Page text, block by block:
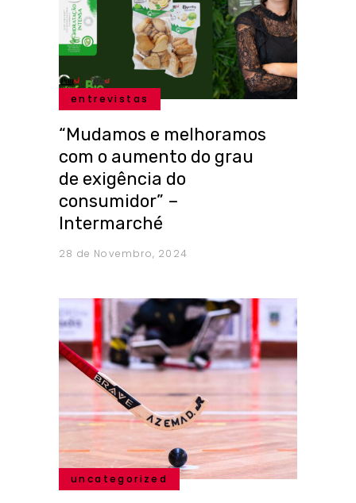
entrevistas
“Mudamos e melhoramos
com o aumento do grau
de exigência do
consumidor” –
Intermarché
28 de Novembro, 2024
uncategorized